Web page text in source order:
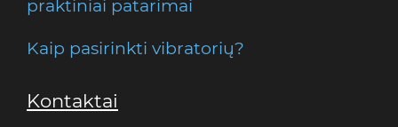
praktiniai patarimai
Kaip pasirinkti vibratorių?
Kontaktai